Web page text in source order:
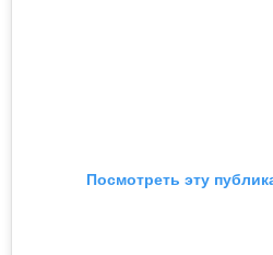
Посмотреть эту